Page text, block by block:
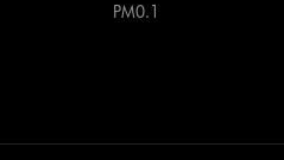
PM0.1